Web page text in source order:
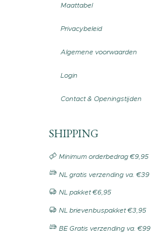
Maattabel
Privacybeleid
Algemene voorwaarden
Login
Contact & Openingstijden
SHIPPING
Minimum orderbedrag €9,95
NL gratis verzending va. €39
NL pakket €6,95
NL brievenbuspakket €3,95
BE Gratis verzending va. €99